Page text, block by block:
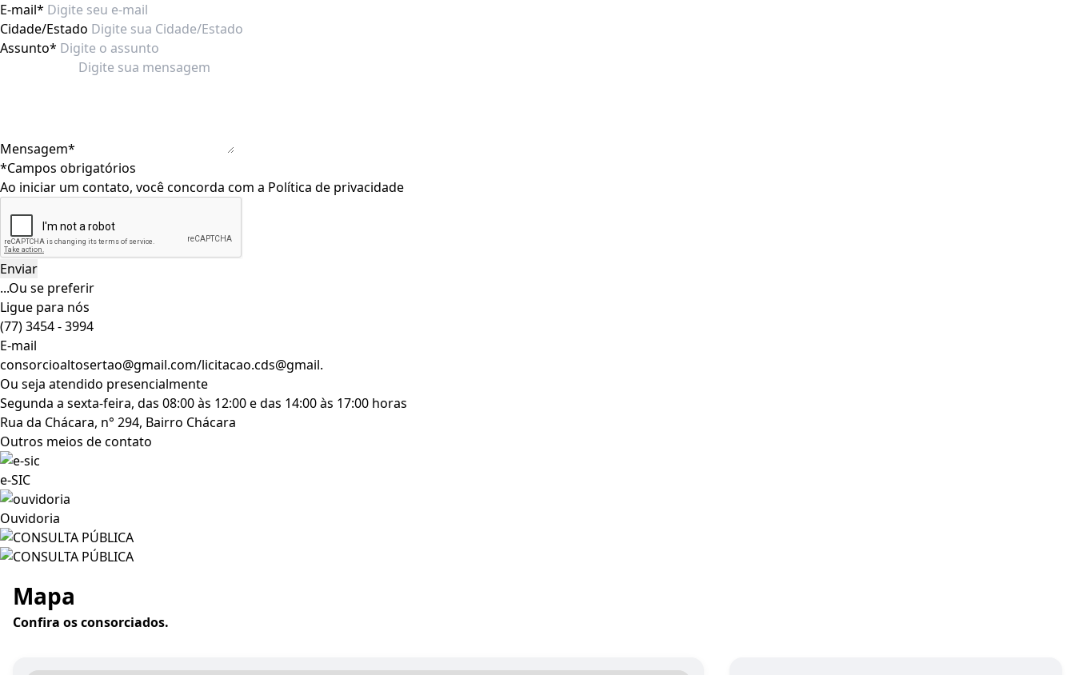
E-mail*
Cidade/Estado
Assunto*
Mensagem*
*Campos obrigatórios
Ao iniciar um contato, você concorda com a Política de privacidade
...Ou se preferir
Ligue para nós
(77) 3454 - 3994
E-mail
consorcioaltosertao@gmail.com/licitacao.cds@gmail.
Ou seja atendido presencialmente
Segunda a sexta-feira, das 08:00 às 12:00 e das 14:00 às 17:00 horas
Rua da Chácara, n° 294, Bairro Chácara
Outros meios de contato
e-SIC
Ouvidoria
Mapa
Confira os consorciados.